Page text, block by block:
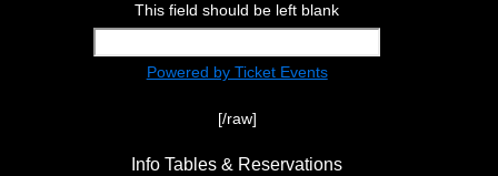
This field should be left blank
Powered by Ticket Events
[/raw]
Info Tables & Reservations